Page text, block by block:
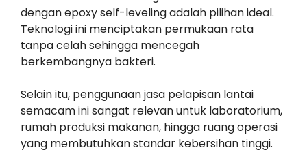
dengan epoxy self-leveling adalah pilihan ideal.
Teknologi ini menciptakan permukaan rata
tanpa celah sehingga mencegah
berkembangnya bakteri.
Selain itu, penggunaan jasa pelapisan lantai
semacam ini sangat relevan untuk laboratorium,
rumah produksi makanan, hingga ruang operasi
yang membutuhkan standar kebersihan tinggi.